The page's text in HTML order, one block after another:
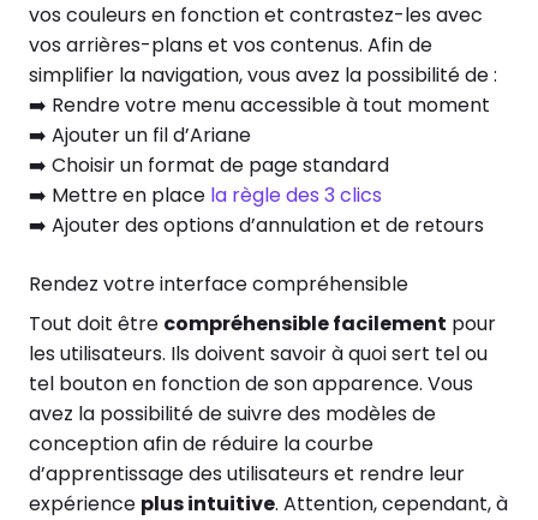
vos couleurs en fonction et contrastez-les avec
vos arrières-plans et vos contenus. Afin de
simplifier la navigation, vous avez la possibilité de :
➡️ Rendre votre menu accessible à tout moment
➡️ Ajouter un fil d’Ariane
➡️ Choisir un format de page standard
➡️ Mettre en place la règle des 3 clics
➡️ Ajouter des options d’annulation et de retours
Rendez votre interface compréhensible
Tout doit être compréhensible facilement pour
les utilisateurs. Ils doivent savoir à quoi sert tel ou
tel bouton en fonction de son apparence. Vous
avez la possibilité de suivre des modèles de
conception afin de réduire la courbe
d’apprentissage des utilisateurs et rendre leur
expérience plus intuitive. Attention, cependant, à